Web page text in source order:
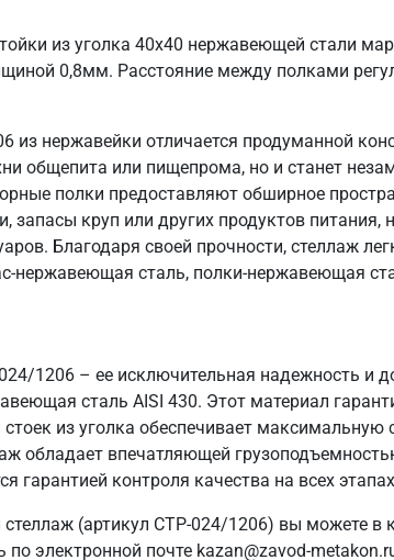
из уголка 40х40 нержавеющей стали
0,8мм. Расстояние между полками
нержавейки отличается продуманной
общепита или пищепрома, но и станет
полки предоставляют обширное
круп или других продуктов
Благодаря своей прочности, стеллаж
нержавеющая сталь, полки-нержавеющая
1206 – ее исключительная надежность и
сталь AISI 430. Этот материал
из уголка обеспечивает
обладает впечатляющей
гарантией контроля качества на всех
(артикул СТР-024/1206) вы можете
электронной почте kazan@zavod-